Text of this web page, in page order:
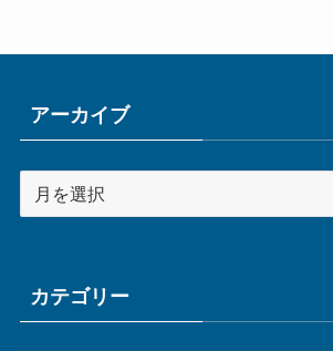
アーカイブ
ー
ブカテゴリー